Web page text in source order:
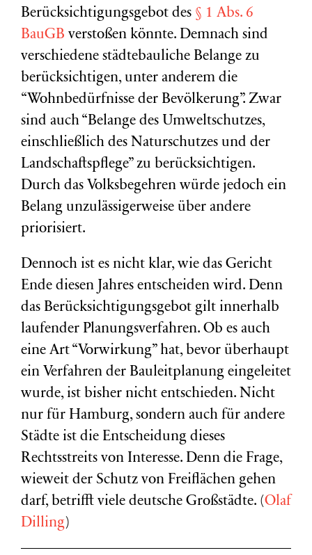
Berücksichtigungsgebot des § 1 Abs. 6
BauGB verstoßen könnte. Demnach sind
verschiedene städtebauliche Belange zu
berücksichtigen, unter anderem die
“Wohnbedürfnisse der Bevölkerung”. Zwar
sind auch “Belange des Umweltschutzes,
einschließlich des Naturschutzes und der
Landschaftspflege” zu berücksichtigen.
Durch das Volksbegehren würde jedoch ein
Belang unzulässigerweise über andere
priorisiert.
Dennoch ist es nicht klar, wie das Gericht
Ende diesen Jahres entscheiden wird. Denn
das Berücksichtigungsgebot gilt innerhalb
laufender Planungsverfahren. Ob es auch
eine Art “Vorwirkung” hat, bevor überhaupt
ein Verfahren der Bauleitplanung eingeleitet
wurde, ist bisher nicht entschieden. Nicht
nur für Hamburg, sondern auch für andere
Städte ist die Entscheidung dieses
Rechtsstreits von Interesse. Denn die Frage,
wieweit der Schutz von Freiflächen gehen
darf, betrifft viele deutsche Großstädte. (Olaf
Dilling)